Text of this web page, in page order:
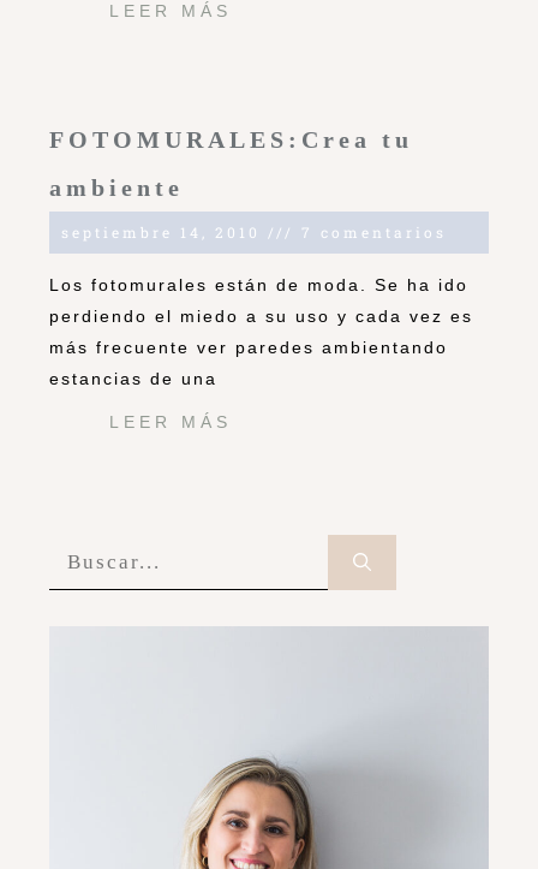
LEER MÁS
FOTOMURALES:Crea tu
ambiente
septiembre 14, 2010 7 comentarios
Los fotomurales están de moda. Se ha ido
perdiendo el miedo a su uso y cada vez es
más frecuente ver paredes ambientando
estancias de una
LEER MÁS